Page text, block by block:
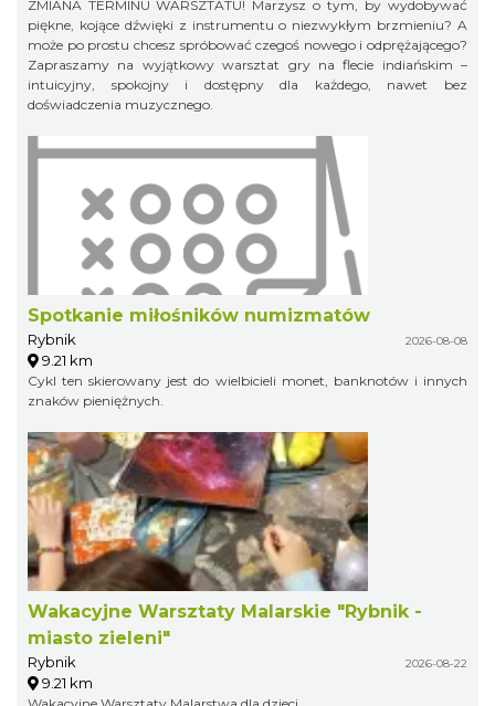
ZMIANA TERMINU WARSZTATU! Marzysz o tym, by wydobywać
piękne, kojące dźwięki z instrumentu o niezwykłym brzmieniu? A
może po prostu chcesz spróbować czegoś nowego i odprężającego?
Zapraszamy na wyjątkowy warsztat gry na flecie indiańskim –
intuicyjny, spokojny i dostępny dla każdego, nawet bez
doświadczenia muzycznego.
Spotkanie miłośników numizmatów
Rybnik 2026-08-08
9.21 km
Cykl ten skierowany jest do wielbicieli monet, banknotów i innych
znaków pieniężnych.
Wakacyjne Warsztaty Malarskie "Rybnik -
miasto zieleni"
Rybnik 2026-08-22
9.21 km